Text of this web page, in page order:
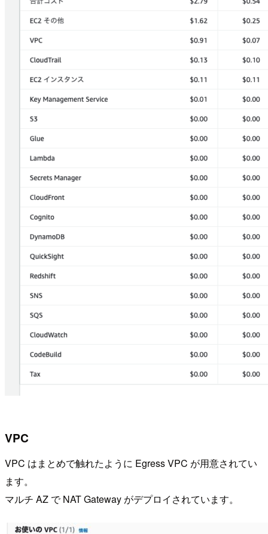
VPC
VPC はまとめで触れたように Egress VPC が用意されてい
ます。
マルチ AZ で NAT Gateway がデプロイされています。